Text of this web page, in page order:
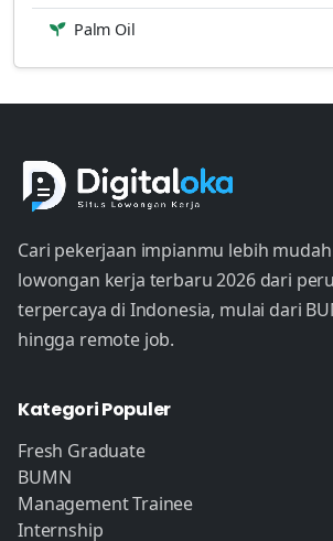
Palm Oil
Cari pekerjaan impianmu lebih
lowongan kerja terbaru 2026 dari
terpercaya di Indonesia, mulai dari
hingga remote job.
Kategori Populer
Fresh Graduate
BUMN
Management Trainee
Internship